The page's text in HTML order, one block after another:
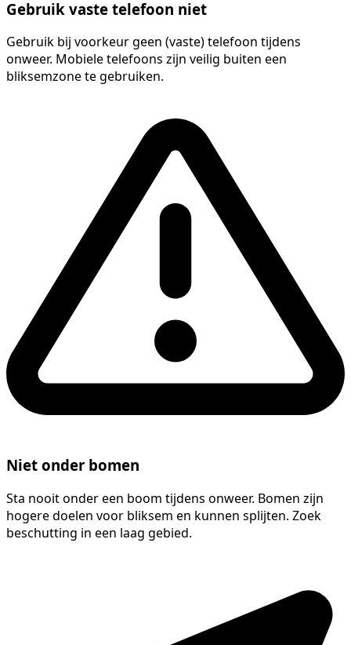
Gebruik vaste telefoon niet
Gebruik bij voorkeur geen (vaste) telefoon tijdens
onweer. Mobiele telefoons zijn veilig buiten een
bliksemzone te gebruiken.
Niet onder bomen
Sta nooit onder een boom tijdens onweer. Bomen zijn
hogere doelen voor bliksem en kunnen splijten. Zoek
beschutting in een laag gebied.